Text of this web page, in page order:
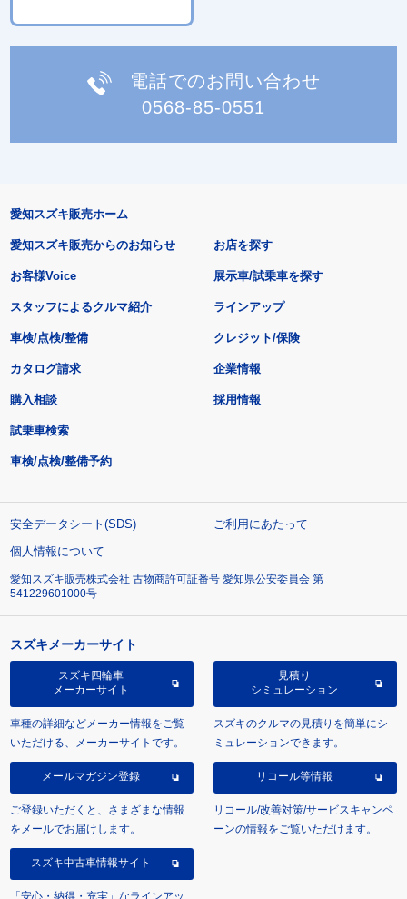
電話でのお問い合わせ
0568-85-0551
愛知スズキ販売ホーム
愛知スズキ販売からのお知らせ
お客様Voice
スタッフによるクルマ紹介
お店を探す
展示車/試乗車を探す
ラインアップ
車検/点検/整備 クレジット/保険
カタログ請求
購入相談
試乗車検索
車検/点検/整備予約
企業情報
採用情報
安全データシート(SDS)
ご利用にあたって
個人情報について
愛知スズキ販売株式会社 古物商許可証番号 愛知県公安委員会 第
541229601000号
スズキメーカーサイト
スズキ四輪車
メーカーサイト
車種の詳細などメーカー情報をご覧
いただける、メーカーサイトです。
見積り
シミュレーション
スズキのクルマの見積りを簡単にシ
ミュレーションできます。
メールマガジン登録
ご登録いただくと、さまざまな情報
をメールでお届けします。
リコール等情報
リコール/改善対策/サービスキャンペ
ーンの情報をご覧いただけます。
スズキ中古車情報サイト
「安心・納得・充実」なラインアッ